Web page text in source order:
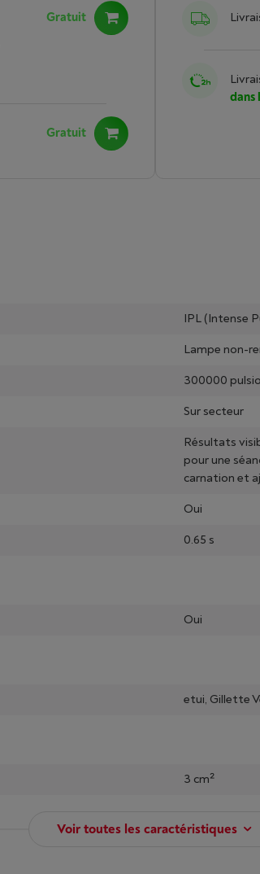
dans
Gratuit
Gratuit
IPL (Intense
Lampe non-
300000
Sur secteur
Résultats
pour une
carnation et
Oui
0.65 s
Oui
etui, Gillette
3 cm²
Voir toutes les caractéristiques